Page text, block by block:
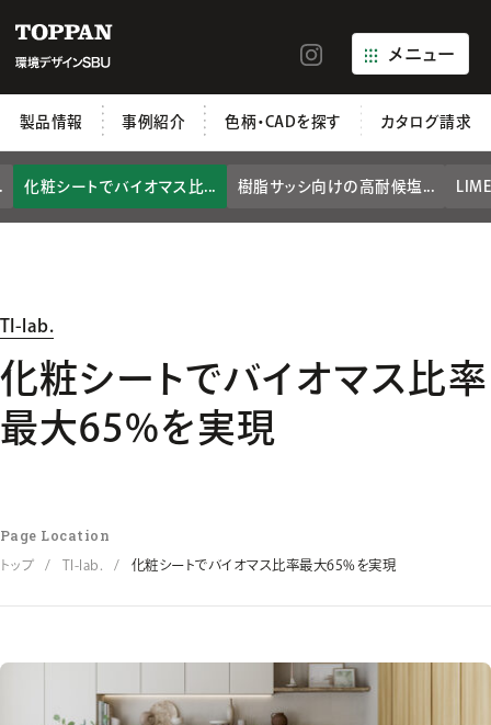
メニュー
製品情報 事例紹介 色柄・CADを探す カタログ請求
化粧シートでバイオマス比... 樹脂サッシ向けの高耐候塩...
TI-lab.
化粧シートでバイオマス比率
最大65%を実現
Page Location
トップ TI-lab. 化粧シートでバイオマス比率最大65%を実現